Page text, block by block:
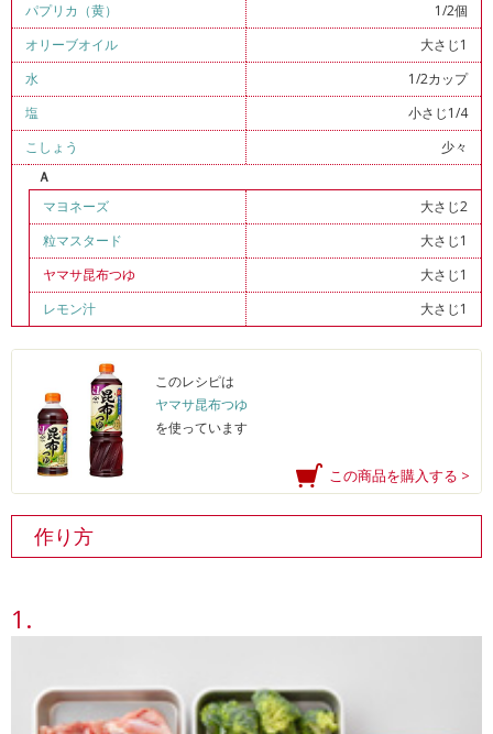
パプリカ（黄）
1/2個
オリーブオイル
大さじ1
水
1/2カップ
塩
小さじ1/4
こしょう
少々
Ａ
マヨネーズ
大さじ2
粒マスタード
大さじ1
ヤマサ昆布つゆ
大さじ1
レモン汁
大さじ1
このレシピは
ヤマサ昆布つゆ
を使っています
この商品を購入する >
作り方